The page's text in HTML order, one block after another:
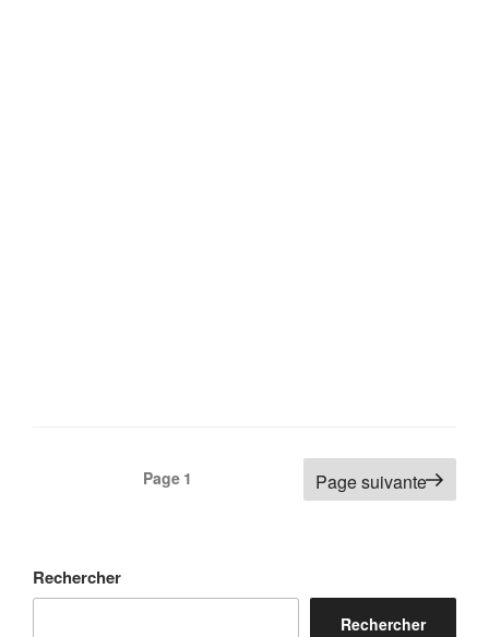
Page 1 Page suivante
Rechercher
Rechercher